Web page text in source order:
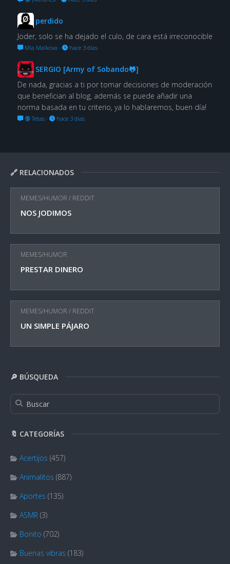
🔗 RELACIONADOS
MEMES/HUMOR / REDDIT
NOS JODIMOS
MEMES/HUMOR
PRESTAR DINERO
MEMES/HUMOR / REDDIT
UN SIMPLE PÁJARO
🔎 BÚSQUEDA
🔖 CATEGORÍAS
Acertijos (457)
Animalitos (887)
Aportes (135)
ASMR (3)
Bonito (702)
Buenas vibras (183)
perdido
Joder, solo se ha dejado el culo, de cara está irreconocible
Mia Malkova · hace 3 días
SERGIO [Army of Sobando🐸]
De nada, gracias a ti por tomar decisiones de moderación
que benefician al blog, además se puede añadir una
norma basada en tu criterio, ya lo hablaremos, buen día!
🔞 Tetas· hace 3 días